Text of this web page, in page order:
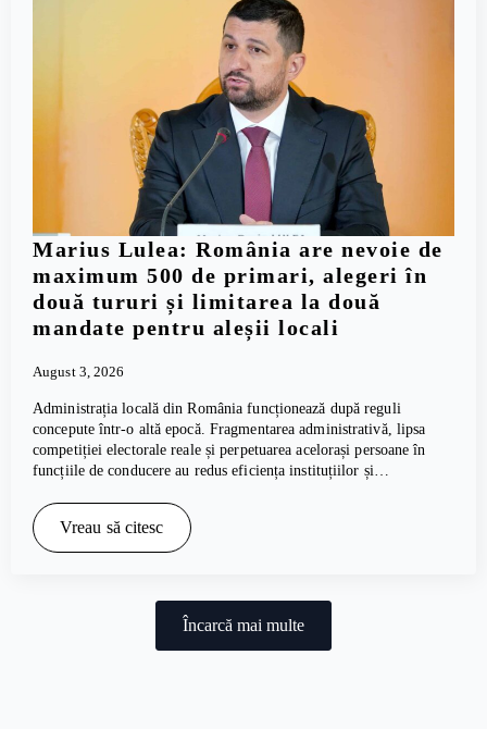
Marius Lulea: România are nevoie de
maximum 500 de primari, alegeri în
două tururi și limitarea la două
mandate pentru aleșii locali
August 3, 2026
Administrația locală din România funcționează după reguli
concepute într-o altă epocă. Fragmentarea administrativă, lipsa
competiției electorale reale și perpetuarea acelorași persoane în
funcțiile de conducere au redus eficiența instituțiilor și…
Vreau să citesc
Încarcă mai multe